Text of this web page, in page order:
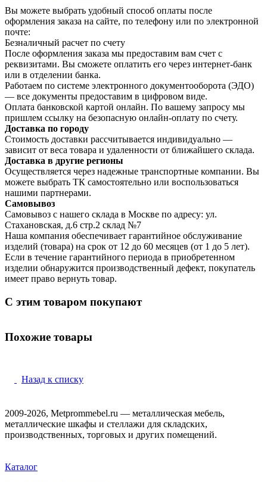
Вы можете выбрать удобный способ оплаты после
оформления заказа на сайте, по телефону или по электронной
почте:
Безналичный расчет по счету
После оформления заказа мы предоставим вам счет с
реквизитами. Вы сможете оплатить его через интернет-банк
или в отделении банка.
Работаем по системе электронного документооборота (ЭДО)
— все документы предоставим в цифровом виде.
Оплата банковской картой онлайн. По вашему запросу мы
пришлем ссылку на безопасную онлайн-оплату по счету.
Доставка по городу
Стоимость доставки рассчитывается индивидуально —
зависит от веса товара и удаленности от ближайшего склада.
Доставка в другие регионы
Осуществляется через надежные транспортные компании. Вы
можете выбрать ТК самостоятельно или воспользоваться
нашими партнерами.
Самовывоз
Самовывоз с нашего склада в Москве по адресу: ул.
Стахановская, д.6 стр.2 склад №7
Наша компания обеспечивает гарантийное обслуживание
изделий (товара) на срок от 12 до 60 месяцев (от 1 до 5 лет).
Если в течение гарантийного периода в приобретенном
изделии обнаружится производственный дефект, покупатель
имеет право вернуть товар.
С этим товаром покупают
Похожие товары
Назад к списку
2009-2026, Metprommebel.ru — металлическая мебель,
металлические шкафы и стеллажи для складских,
производственных, торговых и других помещений.
Каталог